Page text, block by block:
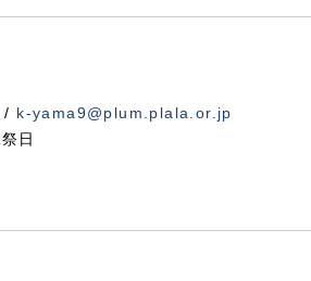
/ k-yama9@plum.plala.or.jp
日